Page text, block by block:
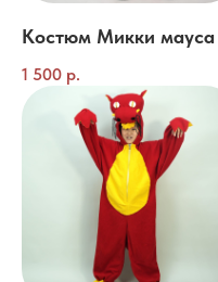
Костюм Микки мауса
1 500 р.